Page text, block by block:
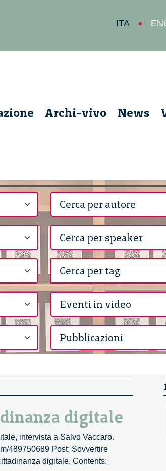
ITA
Archi-vivo News
digitale
intervista a Salvo Vaccaro.
489750689 Post: Sovvertire
digitale. Contents: